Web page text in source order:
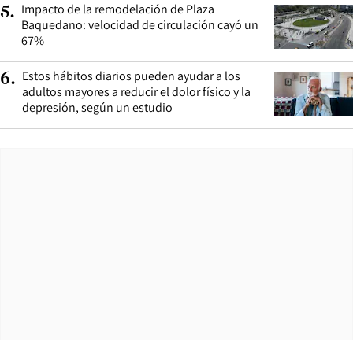
5. Impacto de la remodelación de Plaza
Baquedano: velocidad de circulación cayó un
67%
6. Estos hábitos diarios pueden ayudar a los
adultos mayores a reducir el dolor físico y la
depresión, según un estudio